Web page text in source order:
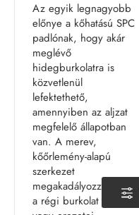
Az egyik legnagyobb
előnye a kőhatású SPC
padlónak, hogy akár
meglévő
hidegburkolatra is
közvetlenül
lefektethető,
amennyiben az aljzat
megfelelő állapotban
van. A merev,
kőőrlemény-alapú
szerkezet
megakadályozza, hogy
a régi burkolat fugái